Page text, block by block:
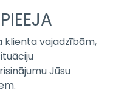
klienta vajadzībām,
Jūsu